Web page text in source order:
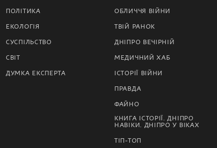
ПОЛІТИКА
ЕКОЛОГІЯ
СУСПІЛЬСТВО
СВІТ
ДУМКА ЕКСПЕРТА
ОБЛИЧЧЯ ВІЙНИ
ТВІЙ РАНОК
ДНІПРО ВЕЧІРНІЙ
МЕДИЧНИЙ ХАБ
ІСТОРІЇ ВІЙНИ
ПРАВДА
ФАЙНО
КНИГА ІСТОРІЇ. ДНІПРО
НАВІКИ. ДНІПРО У ВІКАХ
ТІП-ТОП